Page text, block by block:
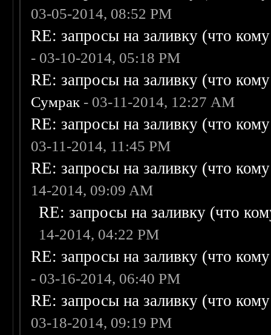
03-05-2014, 08:52 PM
RE: запросы на заливку (что
- 03-10-2014, 05:18 PM
RE: запросы на заливку (что
Сумрак - 03-11-2014, 12:27 AM
RE: запросы на заливку (что
03-11-2014, 11:45 PM
RE: запросы на заливку (что
14-2014, 09:09 AM
RE: запросы на заливку (что
14-2014, 04:22 PM
RE: запросы на заливку (что
- 03-16-2014, 06:40 PM
RE: запросы на заливку (что
03-18-2014, 09:19 PM